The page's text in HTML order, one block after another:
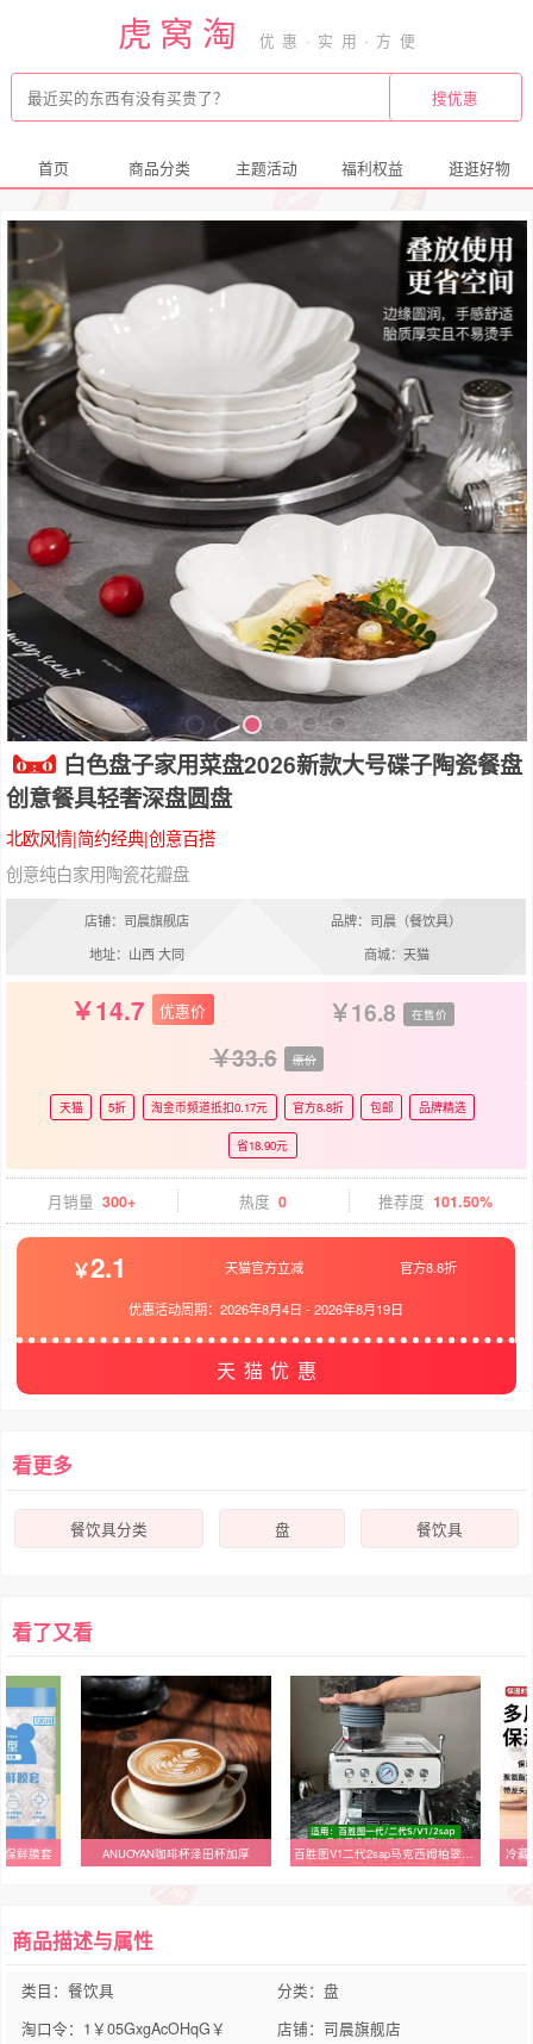
虎窝淘
首页 商品分类 主题活动 福利权益 逛逛好物
白色盘子家用菜盘2026新款大号碟子陶瓷餐盘
创意餐具轻奢深盘圆盘
北欧风情|简约经典|创意百搭
创意纯白家用陶瓷花瓣盘
店铺：司晨旗舰店
品牌：司晨（餐饮具）
地址：山西 大同
商城：天猫
14.7 优惠价 16.8 在售价
33.6 原价
天猫 5折 淘金币频道抵扣0.17元 官方8.8折 包邮 品牌精选
省18.90元
月销量 300+ 热度 0 推荐度 101.50%
2.1 天猫官方立减 官方8.8折
优惠活动周期：2026年8月4日 -2026年8月19日
天猫优惠
看更多
餐饮具分类 盘 餐饮具
看了又看
保鲜膜套 ANUOYAN咖啡杯泽田杯加厚 冷藏
商品描述与属性
类目：餐饮具
分类：盘
淘口令：1￥05GxgAcOHqG￥
店铺：司晨旗舰店